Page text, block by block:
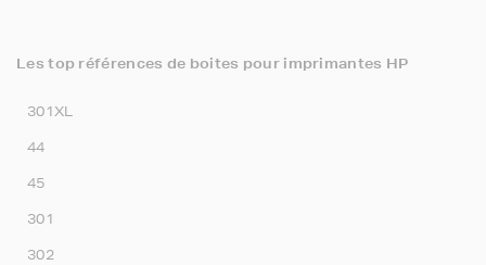
Les top références de boites pour imprimantes HP
301XL
44
45
301
302